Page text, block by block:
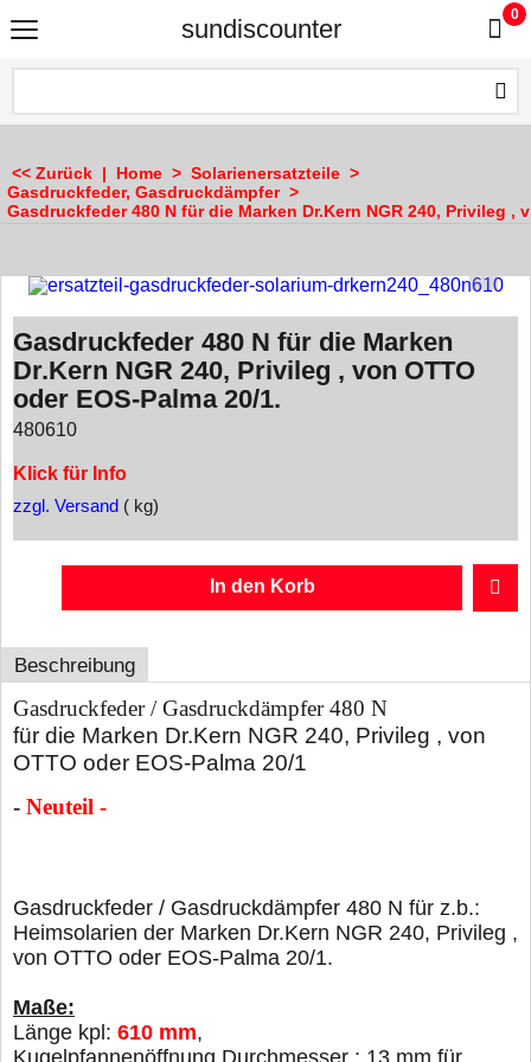
sundiscounter
0
<< Zurück | Home > Solarienersatzteile >
Gasdruckfeder, Gasdruckdämpfer>
Gasdruckfeder 480 N für die Marken Dr.Kern NGR 240, Privileg ,
Gasdruckfeder 480 N für die Marken
Dr.Kern NGR 240, Privileg , von OTTO
oder EOS-Palma 20/1.
480610
Klick für Info
zzgl. Versand kg
In den Korb
Beschreibung
Gasdruckfeder / Gasdruckdämpfer 480 N
für die Marken Dr.Kern NGR 240, Privileg , von
OTTO oder EOS-Palma 20/1
- Neuteil -
Gasdruckfeder / Gasdruckdämpfer 480 N für z.b.:
Heimsolarien der Marken Dr.Kern NGR 240, Privileg ,
von OTTO oder EOS-Palma 20/1.
Maße:
Länge kpl: 610 mm,
Kugelpfannenöffnung Durchmesser : 13 mm für